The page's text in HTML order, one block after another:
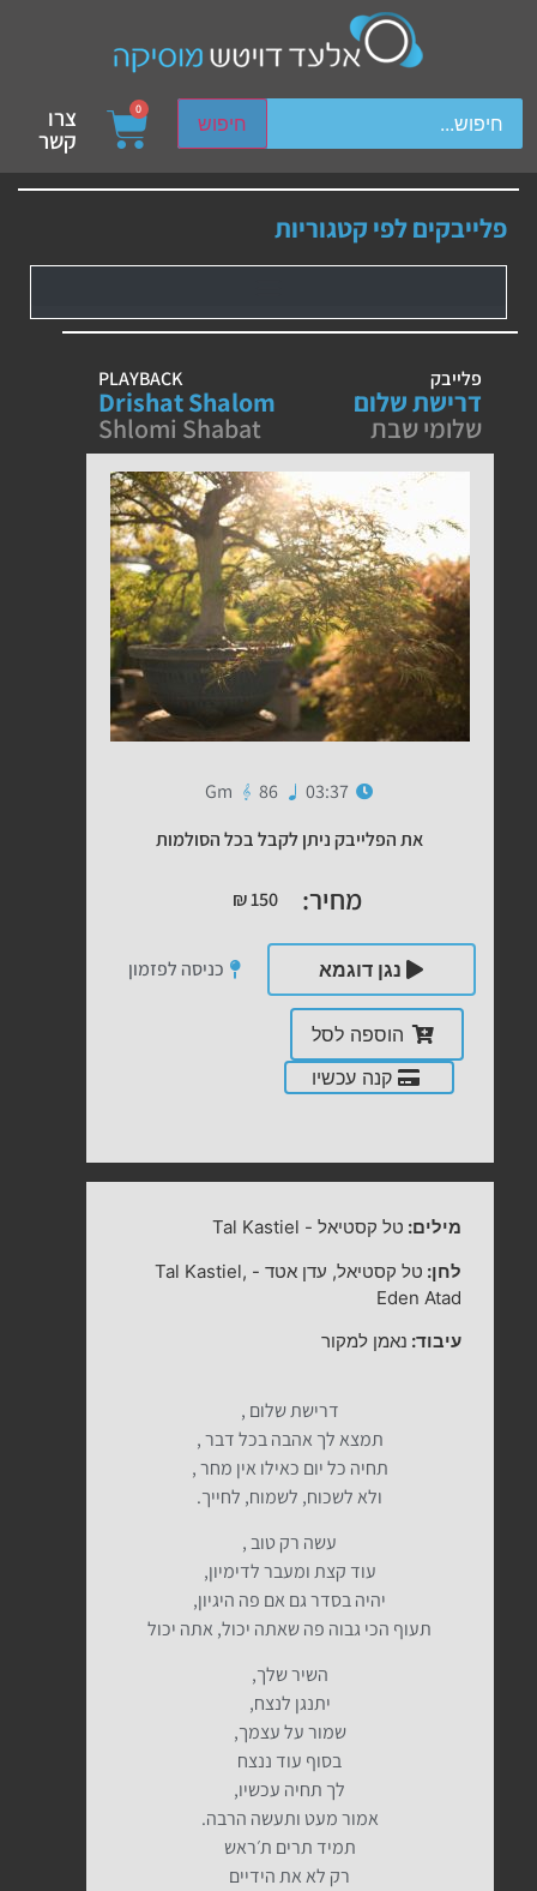
חיפוש
device users, explore by touch or with swipe gestures.
0 צרו
קשר
פלייבקים לפי קטגוריות
פלייבק
דרישת שלום
שלומי שבת
PLAYBACK
Drishat Shalom
Shlomi Shabat
03:37
86
Gm
את הפלייבק ניתן לקבל בכל הסולמות
מחיר: ₪150
נגן דוגמא כניסה לפזמון
הוספה לסל
קנה עכשיו
מילים: טל קסטיאל -
Tal Kastiel
לחן: טל קסטיאל, עדן אטד -
Tal Kastiel,
Eden Atad
עיבוד: נאמן למקור
דרישת שלום ,
תמצא לך אהבה בכל דבר ,
תחיה כל יום כאילו אין מחר ,
ולא לשכוח, לשמוח, לחייך.
עשה רק טוב ,
עוד קצת ומעבר לדימיון,
יהיה בסדר גם אם פה היגיון,
תעוף הכי גבוה פה שאתה יכול, אתה יכול
השיר שלך,
יתנגן לנצח,
שמור על עצמך,
בסוף עוד ננצח
לך תחיה עכשיו,
אמור מעט ותעשה הרבה.
תמיד תרים ת׳ראש
רק לא את הידיים